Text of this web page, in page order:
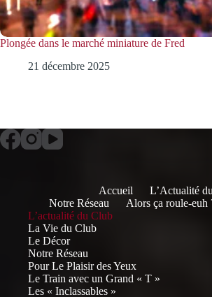
Plongée dans le marché miniature de Fred
21 décembre 2025
Accueil L’Actualité
Notre Réseau
Alors ça roule-euh
L’actualité du Club
La Vie du Club
Le Décor
Notre Réseau
Pour Le Plaisir des Yeux
Le Train avec un Grand « T »
Les « Inclassables »